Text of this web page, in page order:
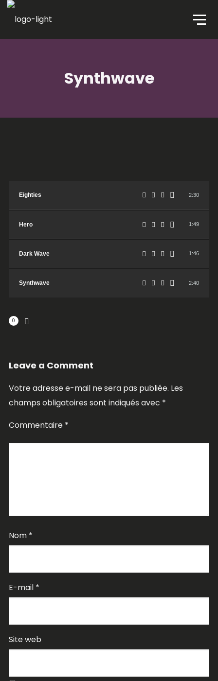
Synthwave
Eighties 2:30
Hero 1:49
Dark Wave 1:46
Synthwave 2:40
0
Leave a Comment
Votre adresse e-mail ne sera pas publiée. Les
champs obligatoires sont indiqués avec *
Commentaire *
Nom *
E-mail *
Site web